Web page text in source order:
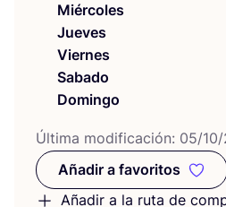
Miércoles
Jueves
Viernes
Sabado
Domingo
Últi­ma modi­fi­ca­ción: 05/10/
Añadir a favoritos
Añadir a
Añadir a la ruta de